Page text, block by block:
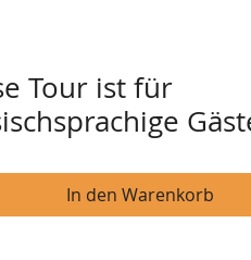
Tour ist für
In den Warenkorb